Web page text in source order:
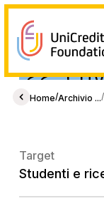
Home/Archivio .../
22°
Target
Studenti e